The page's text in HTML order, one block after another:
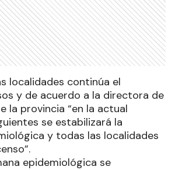
localidades continúa el
y de acuerdo a la directora de
la provincia “en la actual
se estabilizará la
y todas las localidades
epidemiológica se